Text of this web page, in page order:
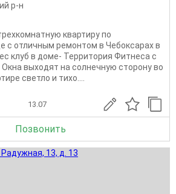
р-н
квартиру по
с отличным ремонтом в Чебоксарах в
клуб в доме- Территория Фитнеса с
выходят на солнечную сторону во
светло и тихо....
13.07
Позвонить